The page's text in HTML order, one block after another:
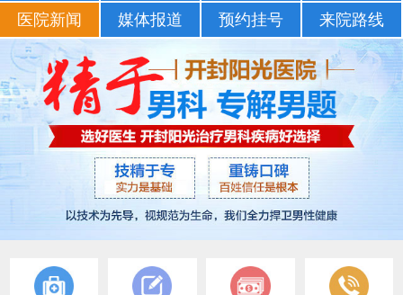
医院新闻
媒体报道 预约挂号 来院路线